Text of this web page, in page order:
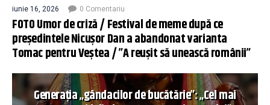
iunie 16, 2026 0 Comentariu
FOTO Umor de criză / Festival de meme după ce
președintele Nicușor Dan a abandonat varianta
Tomac pentru Veștea / ”A reușit să unească românii”
Generația „gândacilor de bucătărie”: „Cel mai